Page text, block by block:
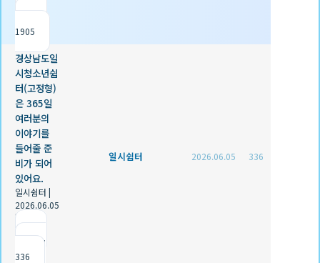
1905
경상남도일
시청소년쉼
터(고정형)
은 365일
여러분의
이야기를
들어줄 준
비가 되어
있어요.
일시쉼터 |
2026.06.05
|
조회
336
일시쉼터 2026.06.05 336